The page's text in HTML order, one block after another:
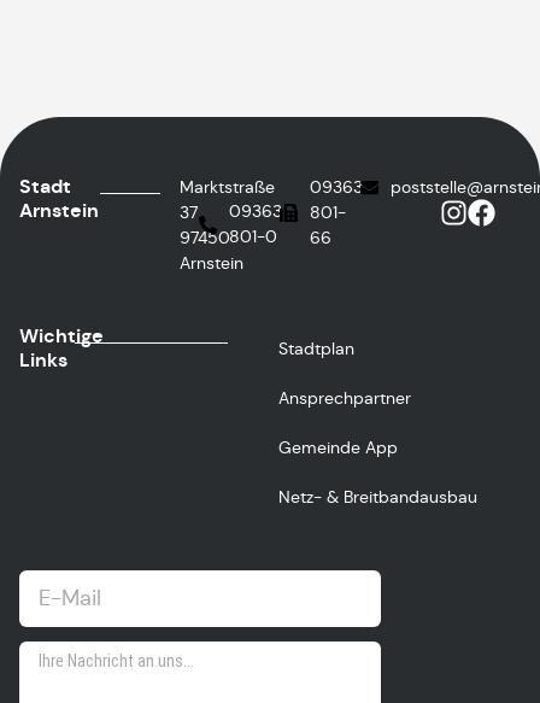
Stadt
Arnstein
Marktstraße
37
97450
Arnstein
09363
801-0
09363
801-
66
Wichtige
Links
Stadtplan
Ansprechpartner
Gemeinde App
Netz- & Breitbandausbau